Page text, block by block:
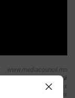
дагуу зүй зохисгүй
бичихдээ бусдын эрх
админ устгах